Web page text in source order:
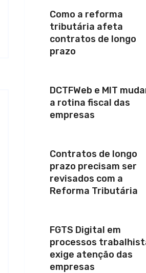
Como a reforma
tributária afeta
contratos de longo
prazo
DCTFWeb e MIT
a rotina fiscal das
empresas
Contratos de longo
prazo precisam ser
revisados com a
Reforma Tributária
FGTS Digital em
processos
exige atenção das
empresas